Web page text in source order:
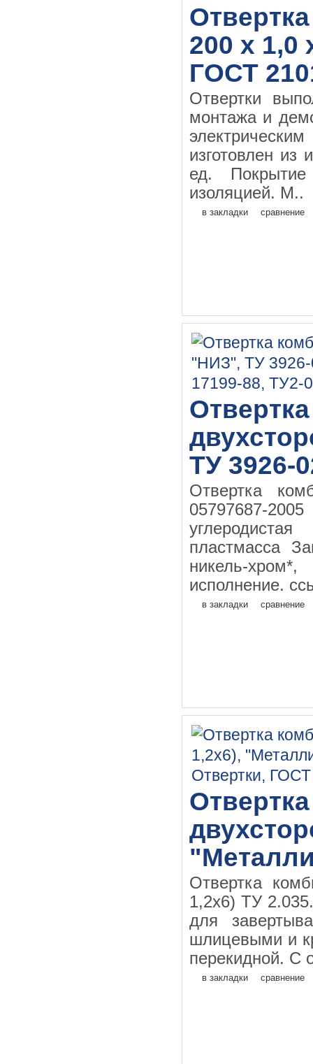
200 х 1,0
ГОСТ
Отвертки
монтажа и
изготовлен из
ед.
изоляцией. М..
в закладки сравнение
ТУ 3926-
Отвертка
05797687-
пластмасса
никель-
исполнение.
в закладки сравнение
Отвертка
1,2х6) ТУ
для
шлицевыми и
перекидной. С
в закладки сравнение